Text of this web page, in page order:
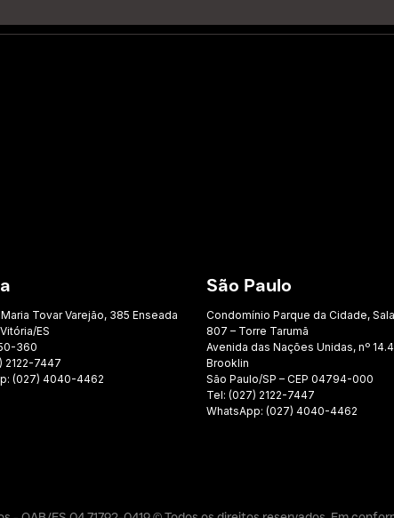
Tovar Varejão, 385 Enseada
ES
360
2122-7447
(027) 4040-4462
São Paulo
Condomínio Parque da Cidade,
807 – Torre Tarumã
Avenida das Nações Unidas, nº
Brooklin
São Paulo/SP – CEP 04794-000
Tel: (027) 2122-7447
WhatsApp: (027) 4040-4462